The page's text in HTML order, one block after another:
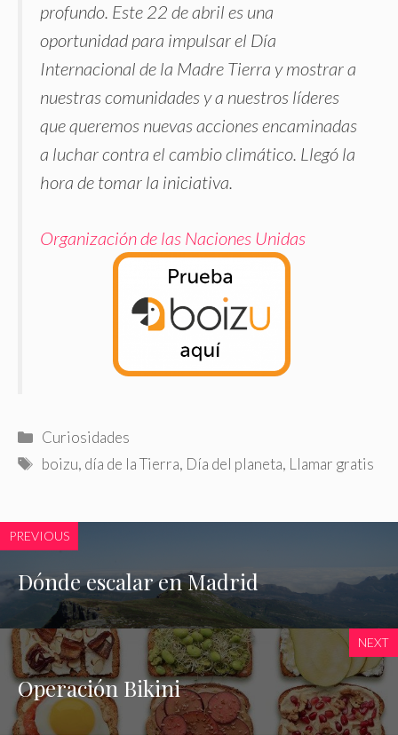
profundo. Este 22 de abril es una
oportunidad para impulsar el Día
Internacional de la Madre Tierra y mostrar a
nuestras comunidades y a nuestros líderes
que queremos nuevas acciones encaminadas
a luchar contra el cambio climático. Llegó la
hora de tomar la iniciativa.
Organización de las Naciones Unidas
Categorías
Curiosidades
Etiquetas
boizu, día de la Tierra, Día del planeta, Llamar gratis
PREVIOUS
Dónde escalar en Madrid
NEXT
Operación Bikini